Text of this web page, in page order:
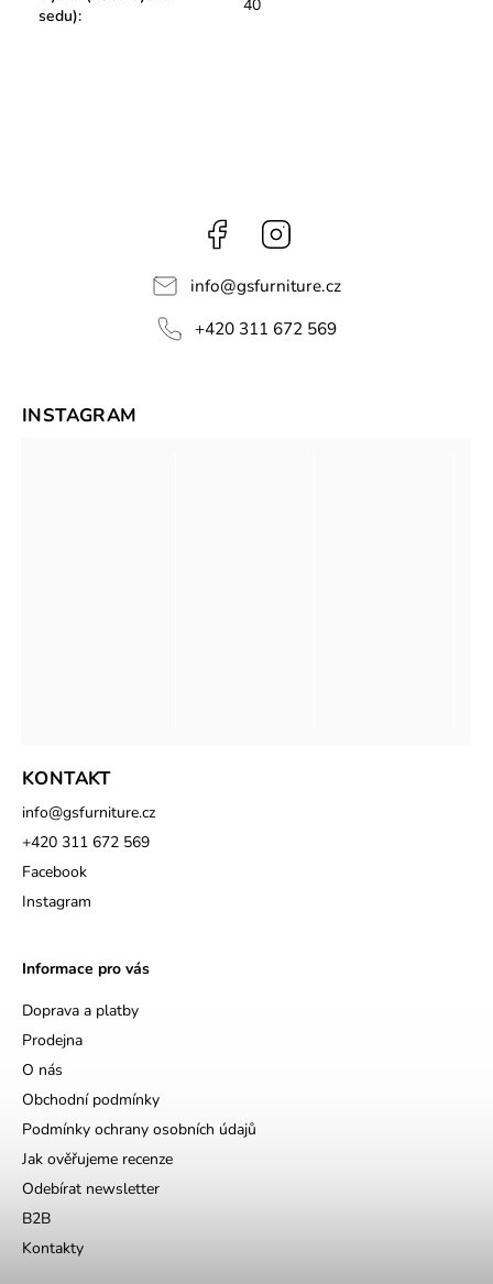
sedu):
40
Facebook
info@gsfurniture.cz
+420 311 672 569
KONTAKT
info@gsfurniture.cz
+420 311 672 569
Facebook
Instagram
Informace pro vás
Doprava a platby
Prodejna
O nás
Obchodní podmínky
Podmínky ochrany osobních údajů
Jak ověřujeme recenze
Odebírat newsletter
B2B
Kontakty
INSTAGRAM